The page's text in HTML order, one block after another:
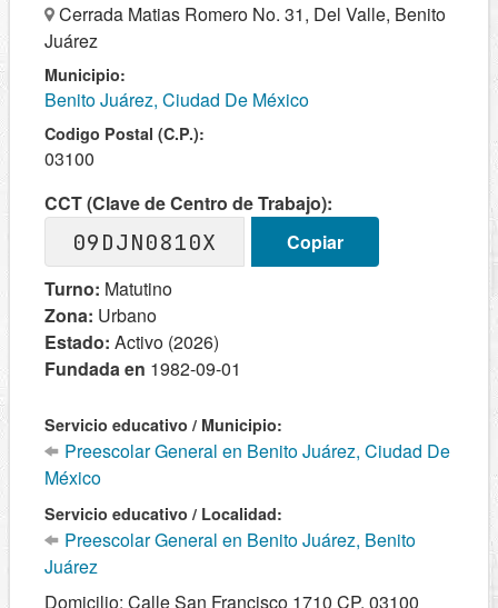
Cerrada Matias Romero No. 31, Del Valle, Benito
Juárez
Municipio:
Benito Juárez, Ciudad De México
Codigo Postal (C.P.):
03100
CCT (Clave de Centro de Trabajo):
09DJN0810X
Copiar
Turno: Matutino
Zona: Urbano
Estado: Activo (2026)
Fundada en 1982-09-01
Servicio educativo / Municipio:
Preescolar General en Benito Juárez, Ciudad De
México
Servicio educativo / Localidad:
Preescolar General en Benito Juárez, Benito
Juárez
Domicilio: Calle San Francisco 1710 CP. 03100